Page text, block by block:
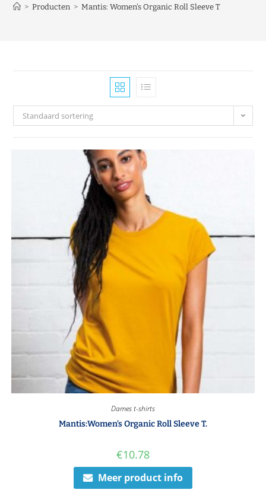
> Producten > Mantis: Women's Organic Roll Sleeve T
Standaard sortering
Dames t-shirts
Mantis:Women’s Organic Roll Sleeve T.
€10.78
Meer product info